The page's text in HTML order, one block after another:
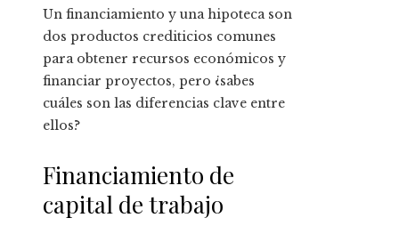
Un financiamiento y una hipoteca son
dos productos crediticios comunes
para obtener recursos económicos y
financiar proyectos, pero ¿sabes
cuáles son las diferencias clave entre
ellos?
Financiamiento de
capital de trabajo